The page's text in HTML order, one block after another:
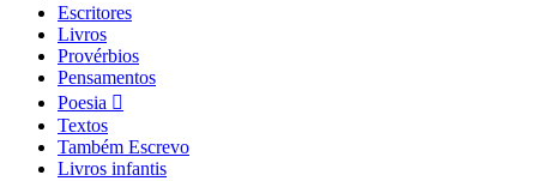
Escritores
Livros
Provérbios
Pensamentos
Poesia
Textos
Também Escrevo
Livros infantis